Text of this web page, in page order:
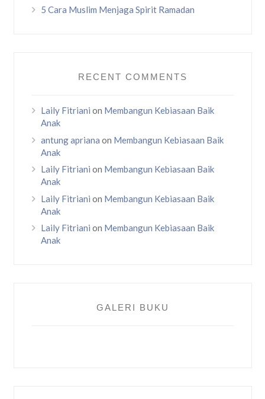
5 Cara Muslim Menjaga Spirit Ramadan
RECENT COMMENTS
Laily Fitriani on Membangun Kebiasaan Baik
Anak
antung apriana on Membangun Kebiasaan Baik
Anak
Laily Fitriani on Membangun Kebiasaan Baik
Anak
Laily Fitriani on Membangun Kebiasaan Baik
Anak
Laily Fitriani on Membangun Kebiasaan Baik
Anak
GALERI BUKU